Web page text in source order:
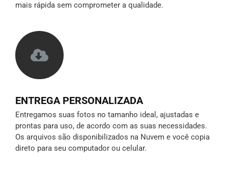
mais rápida sem comprometer a qualidade.
ENTREGA PERSONALIZADA
Entregamos suas fotos no tamanho ideal, ajustadas e
prontas para uso, de acordo com as suas necessidades.
Os arquivos são disponibilizados na Nuvem e você copia
direto para seu computador ou celular.